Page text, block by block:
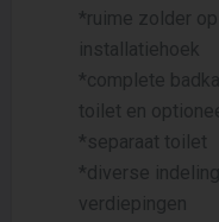
*ruime zolder
installatiehoek
*complete
toilet en
*separaat toilet
*diverse
verdiepingen